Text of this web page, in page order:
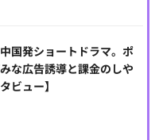
国発ショートドラマ。ポ
な広告誘導と課金のしや
ビュー】